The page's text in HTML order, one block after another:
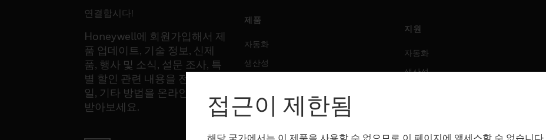
연결합시다!
Honeywell에 회원가입해서 제
품 업데이트, 기술 정보, 신제
품, 행사 및 소식, 설문 조사, 특
별 할인 관련 내용을 전화, 이메
일, 기타 방법을 온라인을 통해
받아보세요.
제품
자동화
생산성
감지 솔루션
소프트웨어
지원
자동화
생산성
접근이 제한됨
해당 국가에서는 이 제품을 사용할 수 없으므로 이 페이지에 액세스할 수 없습니다.